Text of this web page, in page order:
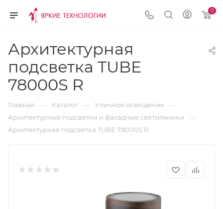
0
Архитектурная
подсветка TUBE
78000S R
Главная — Каталог — Уличное освещение —
Архитектурные подсветки и фасадные светильники —
Архитектурная подсветка TUBE 78000S R